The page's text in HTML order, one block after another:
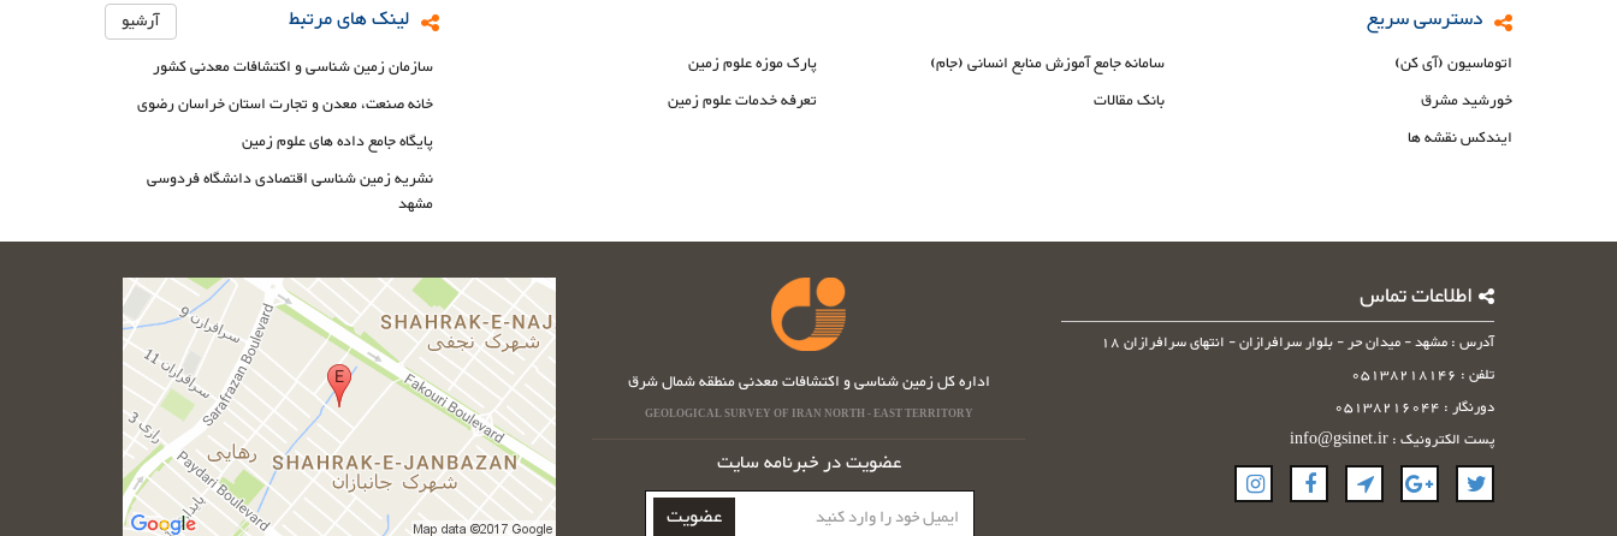
دسترسی سریع
اتوماسیون (آی کن) سامانه جامع آموزش منابع انسانی (جام)
پارک موزه علوم زمین
خورشید مشرق
بانک مقالات
تعرفه خدمات علوم زمین
ایندکس نقشه ها
لینک های مرتبط آرشیو
سازمان زمین شناسی و اکتشافات معدنی کشور
خانه صنعت، معدن و تجارت استان خراسان رضوی
پایگاه جامع داده های علوم زمین
نشریه زمین شناسی اقتصادی دانشگاه فردوسی
مشهد
اطلاعات تماس
آدرس : مشهد - میدان حر - بلوار سرافرازان - انتهای سرافرازان 18
تلفن : 05138218146
دورنگار : 05138216044
پست الکترونیک : info@gsinet.ir
اداره کل زمین شناسی و اکتشافات معدنی منطقه شمال شرق
GEOLOGICAL SURVEY OF IRAN NORTH - EAST TERRITORY
عضویت در خبرنامه سایت
ایمیل
خود
عضویت